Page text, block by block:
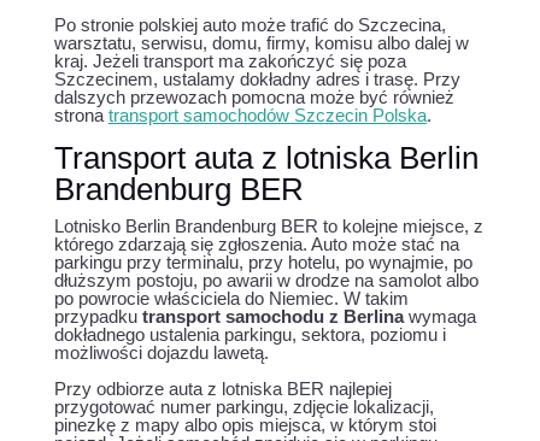
Po stronie polskiej auto może trafić do Szczecina,
warsztatu, serwisu, domu, firmy, komisu albo dalej w
kraj. Jeżeli transport ma zakończyć się poza
Szczecinem, ustalamy dokładny adres i trasę. Przy
dalszych przewozach pomocna może być również
strona transport samochodów Szczecin Polska.
Transport auta z lotniska Berlin
Brandenburg BER
Lotnisko Berlin Brandenburg BER to kolejne miejsce, z
którego zdarzają się zgłoszenia. Auto może stać na
parkingu przy terminalu, przy hotelu, po wynajmie, po
dłuższym postoju, po awarii w drodze na samolot albo
po powrocie właściciela do Niemiec. W takim
przypadku transport samochodu z Berlinawymaga
dokładnego ustalenia parkingu, sektora, poziomu i
możliwości dojazdu lawetą.
Przy odbiorze auta z lotniska BER najlepiej
przygotować numer parkingu, zdjęcie lokalizacji,
pinezkę z mapy albo opis miejsca, w którym stoi